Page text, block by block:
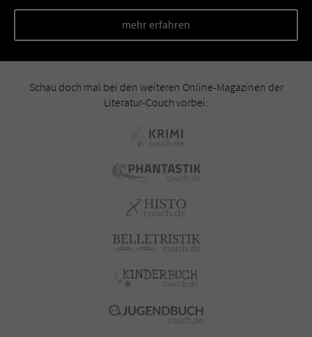
mehr erfahren
Schau doch mal bei den weiteren Online-Magazinen der
Literatur-Couch vorbei: